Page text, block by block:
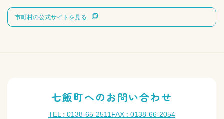
市町村の公式サイトを見る
七飯町へのお問い合わせ
TEL : 0138-65-2511 FAX : 0138-66-2054